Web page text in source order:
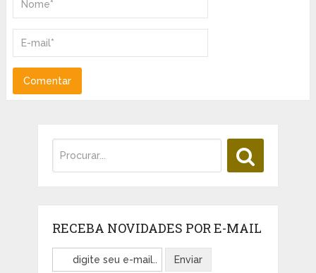
RECEBA NOVIDADES POR E-MAIL